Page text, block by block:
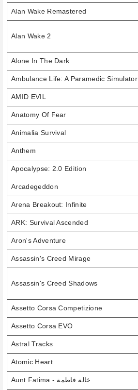
Alan Wake Remastered
Alan Wake 2
Alone In The Dark
Ambulance Life: A Paramedic Simulator
AMID EVIL
Anatomy Of Fear
Animalia Survival
Anthem
Apocalypse: 2.0 Edition
Arcadegeddon
Arena Breakout: Infinite
ARK: Survival Ascended
Aron's Adventure
Assassin's Creed Mirage
Assassin's Creed Shadows
Assetto Corsa Competizione
Assetto Corsa EVO
Astral Tracks
Atomic Heart
Aunt Fatima - خالة فاطمة